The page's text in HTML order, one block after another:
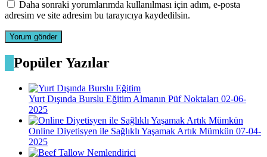
Daha sonraki yorumlarımda kullanılması için adım, e-posta
adresim ve site adresim bu tarayıcıya kaydedilsin.
Popüler Yazılar
Yurt Dışında Burslu Eğitim Almanın Püf Noktaları 02-06-
2025
Online Diyetisyen ile Sağlıklı Yaşamak Artık Mümkün 07-04-
2025